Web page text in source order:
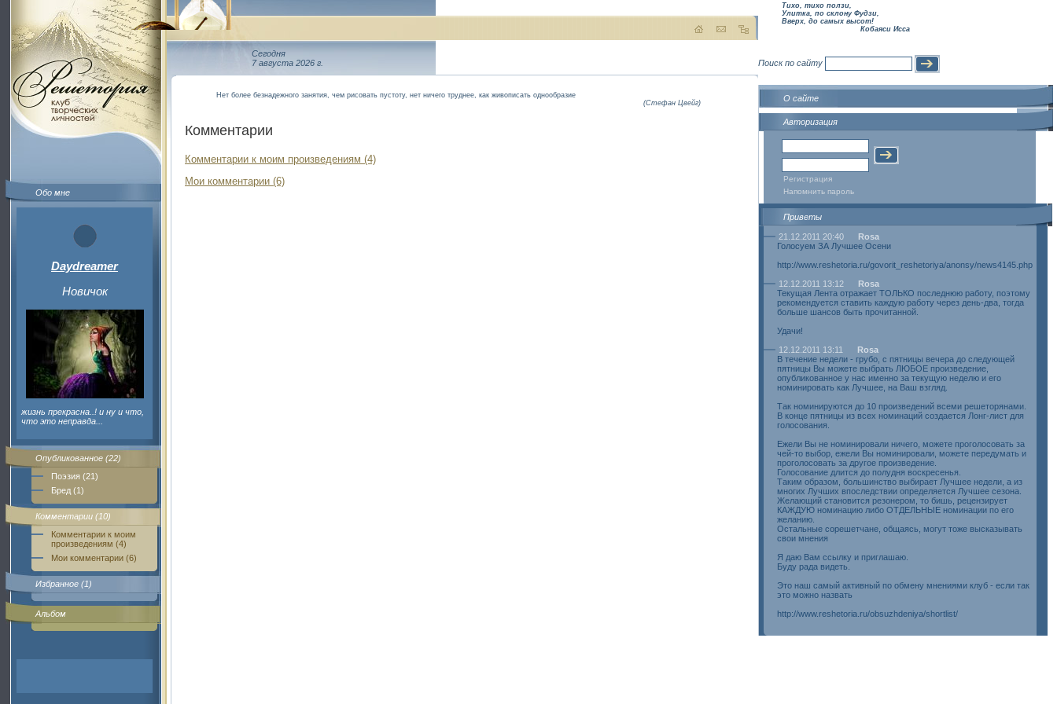
Обо мне
Daydreamer
Новичок
жизнь прекрасна..! и ну и что,
что это неправда...
Опубликованное (22)
Поэзия (21)
Бред (1)
Комментарии (10)
Комментарии к моим
произведениям (4)
Мои комментарии (6)
Избранное (1)
Альбом
Сегодня
7 августа 2026 г.
Нет более безнадежного занятия, чем рисовать пустоту, нет ничего труднее, как живописать однообразие
(Стефан Цвейг)
Комментарии
Комментарии к моим произведениям (4)
Мои комментарии (6)
Тихо, тихо ползи,
Улитка, по склону Фудзи,
Вверх, до самых высот!
Кобаяси Исса
Поиск по сайту
О сайте
Авторизация
Регистрация
Напомнить пароль
Приветы
21.12.2011 20:40
Rosa
Голосуем ЗА Лучшее Осени
http://www.reshetoria.ru/govorit_reshetoriya/anonsy/news4145.php
12.12.2011 13:12
Rosa
Текущая Лента отражает ТОЛЬКО последнюю работу, поэтому
рекомендуется ставить каждую работу через день-два, тогда
больше шансов быть прочитанной.
Удачи!
12.12.2011 13:11
Rosa
В течение недели - грубо, с пятницы вечера до следующей
пятницы Вы можете выбрать ЛЮБОЕ произведение,
опубликованное у нас именно за текущую неделю и его
номинировать как Лучшее, на Ваш взгляд.
Так номинируются до 10 произведений всеми решеторянами.
В конце пятницы из всех номинаций создается Лонг-лист для
голосования.
Ежели Вы не номинировали ничего, можете проголосовать за
чей-то выбор, ежели Вы номинировали, можете передумать и
проголосовать за другое произведение.
Голосование длится до полудня воскресенья.
Таким образом, большинство выбирает Лучшее недели, а из
многих Лучших впоследствии определяется Лучшее сезона.
Желающий становится резонером, то бишь, рецензирует
КАЖДУЮ номинацию либо ОТДЕЛЬНЫЕ номинации по его
желанию.
Остальные сорешетчане, общаясь, могут тоже высказывать
свои мнения
Я даю Вам ссылку и приглашаю.
Буду рада видеть.
Это наш самый активный по обмену мнениями клуб - если так
это можно назвать
http://www.reshetoria.ru/obsuzhdeniya/shortlist/